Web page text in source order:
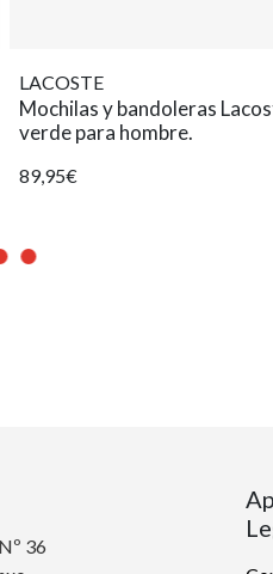
LACOSTE
Mochilas y bandoleras
verde para hombre.
89,95€
36